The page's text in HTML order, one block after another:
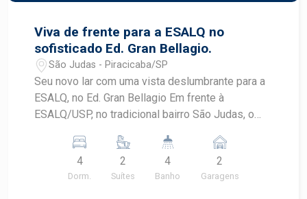
entrar em contato!
Viva de frente para a ESALQ no
sofisticado Ed. Gran Bellagio.
São Judas - Piracicaba/SP
Seu novo lar com uma vista deslumbrante para a
ESALQ, no Ed. Gran Bellagio Em frente à
ESALQ/USP, no tradicional bairro São Judas, o
de estilo neoclássico que traduz a excelência
construtiva da Zambetta. Um projeto exclusivo,
pensado para encantar em cada detalhe, unindo
4
Dorm.
2
Suítes
4
Banho
2
Garagens